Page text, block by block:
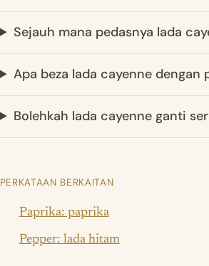
Sejauh mana pedasnya lada
Apa beza lada cayenne dengan
Bolehkah lada cayenne ganti
PERKATAAN BERKAITAN
Paprika: paprika
Pepper: lada hitam